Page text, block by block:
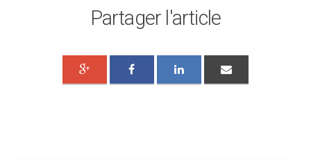
Partager l'article